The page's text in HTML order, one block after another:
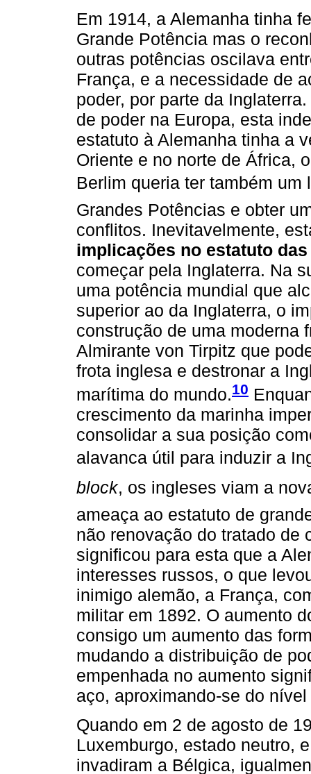
Em 1914, a Alemanha tinha
Grande Potência mas o
outras potências oscilava
França, e a necessidade de
poder, por parte da
de poder na Europa, esta
estatuto à Alemanha tinha a
Oriente e no norte de África,
Berlim queria ter também um
Grandes Potências e obter
conflitos. Inevitavelmente,
implicações no estatuto
começar pela Inglaterra. Na
uma potência mundial que
superior ao da Inglaterra, o
construção de uma moderna
Almirante von Tirpitz que
frota inglesa e destronar a
marítima do mundo.10
crescimento da marinha
consolidar a sua posição
alavanca útil para induzir a
block, os ingleses viam a
ameaça ao estatuto de
não renovação do tratado de
significou para esta que a
interesses russos, o que
inimigo alemão, a França,
militar em 1892. O aumento
consigo um aumento das
mudando a distribuição de
empenhada no aumento
aço, aproximando-se do
Quando em 2 de agosto de
Luxemburgo, estado neutro,
invadiram a Bélgica,